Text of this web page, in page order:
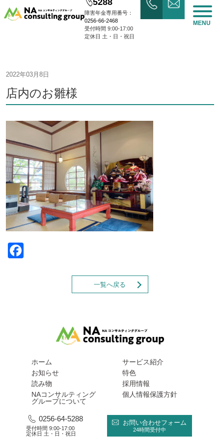
障害年金専用番号：
0256-66-2468
受付時間 9:00-17:00
定休日 土・日・祝日
MENU
2022年03月8日
店内のお雛様
一覧へ戻る
ホーム
お知らせ
読み物
NAコンサルティング
グループについて
サービス紹介
特色
採用情報
個人情報保護方針
0256-64-5288
受付時間 9:00-17:00
定休日 土・日・祝日
お問い合わせフォーム
24時間受付中